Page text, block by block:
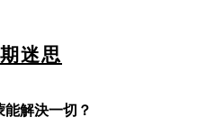
迷思
解決一切？